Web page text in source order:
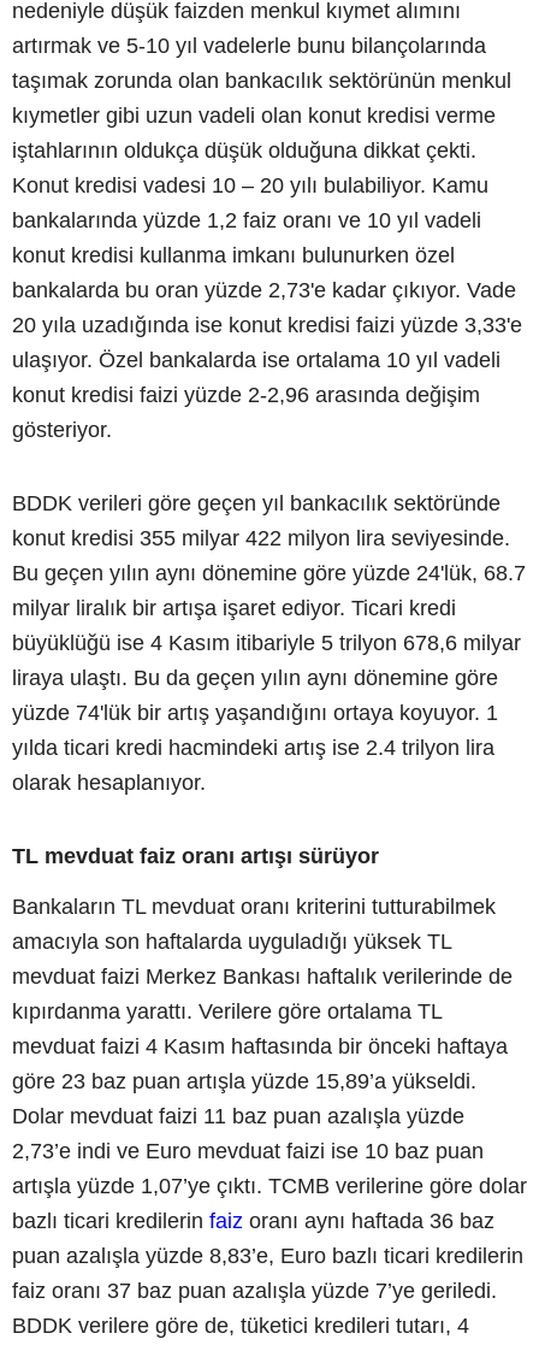
nedeniyle düşük faizden menkul kıymet alımını
artırmak ve 5-10 yıl vadelerle bunu bilançolarında
taşımak zorunda olan bankacılık sektörünün menkul
kıymetler gibi uzun vadeli olan konut kredisi verme
iştahlarının oldukça düşük olduğuna dikkat çekti.
Konut kredisi vadesi 10 – 20 yılı bulabiliyor. Kamu
bankalarında yüzde 1,2 faiz oranı ve 10 yıl vadeli
konut kredisi kullanma imkanı bulunurken özel
bankalarda bu oran yüzde 2,73'e kadar çıkıyor. Vade
20 yıla uzadığında ise konut kredisi faizi yüzde 3,33'e
ulaşıyor. Özel bankalarda ise ortalama 10 yıl vadeli
konut kredisi faizi yüzde 2-2,96 arasında değişim
gösteriyor.
BDDK verileri göre geçen yıl bankacılık sektöründe
konut kredisi 355 milyar 422 milyon lira seviyesinde.
Bu geçen yılın aynı dönemine göre yüzde 24'lük, 68.7
milyar liralık bir artışa işaret ediyor. Ticari kredi
büyüklüğü ise 4 Kasım itibariyle 5 trilyon 678,6 milyar
liraya ulaştı. Bu da geçen yılın aynı dönemine göre
yüzde 74'lük bir artış yaşandığını ortaya koyuyor. 1
yılda ticari kredi hacmindeki artış ise 2.4 trilyon lira
olarak hesaplanıyor.
TL mevduat faiz oranı artışı sürüyor
Bankaların TL mevduat oranı kriterini tutturabilmek
amacıyla son haftalarda uyguladığı yüksek TL
mevduat faizi Merkez Bankası haftalık verilerinde de
kıpırdanma yarattı. Verilere göre ortalama TL
mevduat faizi 4 Kasım haftasında bir önceki haftaya
göre 23 baz puan artışla yüzde 15,89’a yükseldi.
Dolar mevduat faizi 11 baz puan azalışla yüzde
2,73’e indi ve Euro mevduat faizi ise 10 baz puan
artışla yüzde 1,07’ye çıktı. TCMB verilerine göre dolar
bazlı ticari kredilerin faiz oranı aynı haftada 36 baz
puan azalışla yüzde 8,83’e, Euro bazlı ticari kredilerin
faiz oranı 37 baz puan azalışla yüzde 7’ye geriledi.
BDDK verilere göre de, tüketici kredileri tutarı, 4